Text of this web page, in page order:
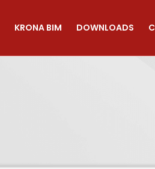
KRONA BIM DOWNLOADS